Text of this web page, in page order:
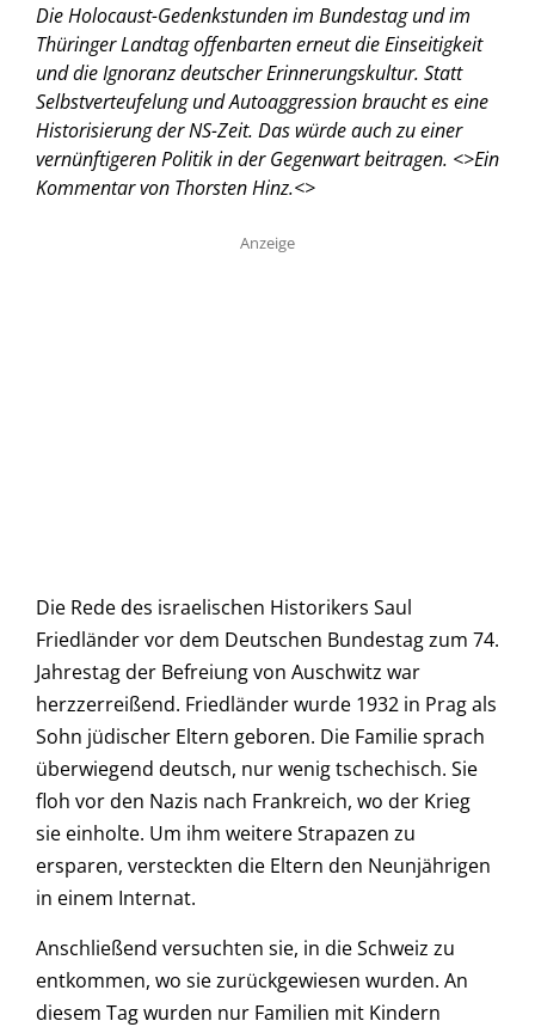
Die Holocaust-Gedenkstunden im Bundestag und im
Thüringer Landtag offenbarten erneut die Einseitigkeit
und die Ignoranz deutscher Erinnerungskultur. Statt
Selbstverteufelung und Autoaggression braucht es eine
Historisierung der NS-Zeit. Das würde auch zu einer
vernünftigeren Politik in der Gegenwart beitragen. <>Ein
Kommentar von Thorsten Hinz.<>
Anzeige
Die Rede des israelischen Historikers Saul
Friedländer vor dem Deutschen Bundestag zum 74.
Jahrestag der Befreiung von Auschwitz war
herzzerreißend. Friedländer wurde 1932 in Prag als
Sohn jüdischer Eltern geboren. Die Familie sprach
überwiegend deutsch, nur wenig tschechisch. Sie
floh vor den Nazis nach Frankreich, wo der Krieg
sie einholte. Um ihm weitere Strapazen zu
ersparen, versteckten die Eltern den Neunjährigen
in einem Internat.
Anschließend versuchten sie, in die Schweiz zu
entkommen, wo sie zurückgewiesen wurden. An
diesem Tag wurden nur Familien mit Kindern